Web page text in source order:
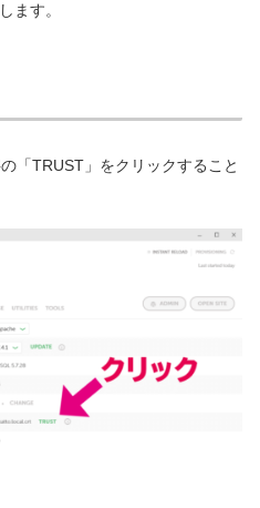
ます。
「TRUST」をクリックすること